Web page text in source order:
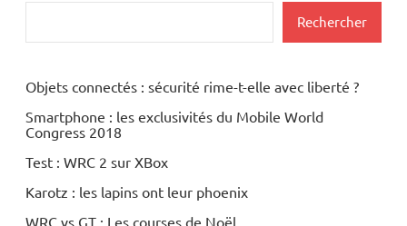
Rechercher
Objets connectés : sécurité rime-t-elle avec liberté ?
Smartphone : les exclusivités du Mobile World
Congress 2018
Test : WRC 2 sur XBox
Karotz : les lapins ont leur phoenix
WRC vs GT : Les courses de Noël